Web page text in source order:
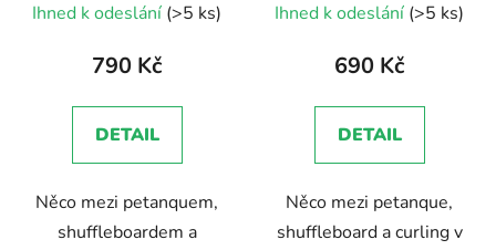
hodnocení
produktu
5,0
z
hvězdiček.
Ihned k odeslání (>5 ks)
790 Kč
DETAIL
Něco mezi petanquem,
shuffleboardem a
Ihned k odeslání (>5 ks)
690 Kč
DETAIL
Něco mezi petanque,
shuffleboard a curling v